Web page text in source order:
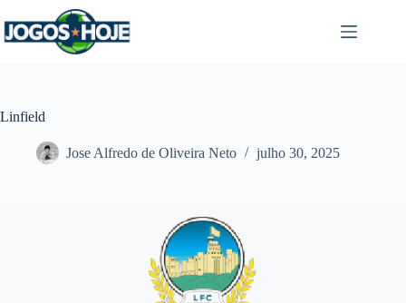
para
o
Linfield
Jose Alfredo de Oliveira Neto julho 30, 2025